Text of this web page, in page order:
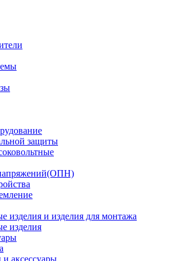
защиты
изделия и изделия для монтажа
изделия
аксессуары